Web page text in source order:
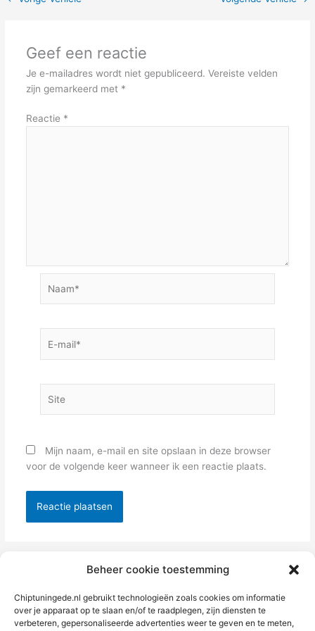
Beheer cookie toestemming
Chiptuningede.nl gebruikt technologieën zoals cookies om informatie
over je apparaat op te slaan en/of te raadplegen, zijn diensten te
verbeteren, gepersonaliseerde advertenties weer te geven en te meten,
Geef een reactie
Je e-mailadres wordt niet gepubliceerd. Vereiste velden
zijn gemarkeerd met *
Reactie *
mail*
Mijn naam, e-mail en site opslaan in deze browser
voor de volgende keer wanneer ik een reactie plaats.